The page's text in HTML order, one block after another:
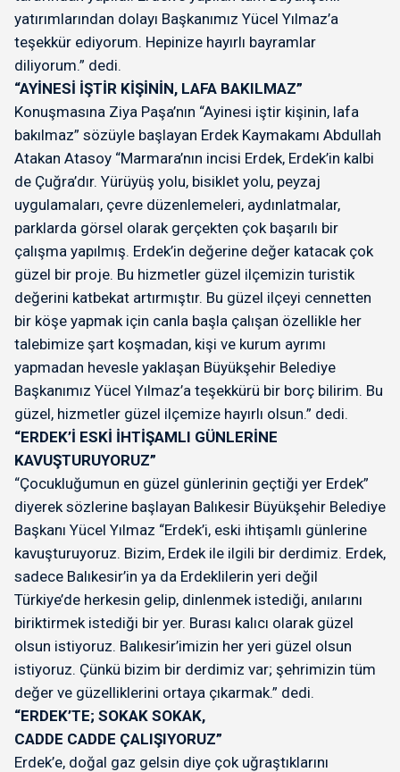
yatırımlarından dolayı Başkanımız Yücel Yılmaz’a
teşekkür ediyorum. Hepinize hayırlı bayramlar
diliyorum.” dedi.
“AYİNESİ İŞTİR KİŞİNİN, LAFA BAKILMAZ”
Konuşmasına Ziya Paşa’nın “Ayinesi iştir kişinin, lafa
bakılmaz” sözüyle başlayan Erdek Kaymakamı Abdullah
Atakan Atasoy “Marmara’nın incisi Erdek, Erdek’in kalbi
de Çuğra’dır. Yürüyüş yolu, bisiklet yolu, peyzaj
uygulamaları, çevre düzenlemeleri, aydınlatmalar,
parklarda görsel olarak gerçekten çok başarılı bir
çalışma yapılmış. Erdek’in değerine değer katacak çok
güzel bir proje. Bu hizmetler güzel ilçemizin turistik
değerini katbekat artırmıştır. Bu güzel ilçeyi cennetten
bir köşe yapmak için canla başla çalışan özellikle her
talebimize şart koşmadan, kişi ve kurum ayrımı
yapmadan hevesle yaklaşan Büyükşehir Belediye
Başkanımız Yücel Yılmaz’a teşekkürü bir borç bilirim. Bu
güzel, hizmetler güzel ilçemize hayırlı olsun.” dedi.
“ERDEK’İ ESKİ İHTİŞAMLI GÜNLERİNE
KAVUŞTURUYORUZ”
“Çocukluğumun en güzel günlerinin geçtiği yer Erdek”
diyerek sözlerine başlayan Balıkesir Büyükşehir Belediye
Başkanı Yücel Yılmaz “Erdek’i, eski ihtişamlı günlerine
kavuşturuyoruz. Bizim, Erdek ile ilgili bir derdimiz. Erdek,
sadece Balıkesir’in ya da Erdeklilerin yeri değil
Türkiye’de herkesin gelip, dinlenmek istediği, anılarını
biriktirmek istediği bir yer. Burası kalıcı olarak güzel
olsun istiyoruz. Balıkesir’imizin her yeri güzel olsun
istiyoruz. Çünkü bizim bir derdimiz var; şehrimizin tüm
değer ve güzelliklerini ortaya çıkarmak.” dedi.
“ERDEK’TE; SOKAK SOKAK,
CADDE CADDE ÇALIŞIYORUZ”
Erdek’e, doğal gaz gelsin diye çok uğraştıklarını